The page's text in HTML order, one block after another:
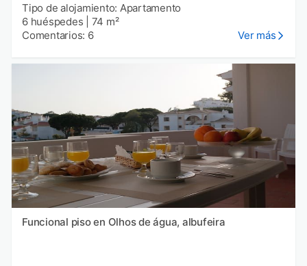
Tipo de alojamiento: Apartamento
6 huéspedes
74 m²
Comentarios: 6
Ver más
Funcional piso en Olhos de água, albufeira